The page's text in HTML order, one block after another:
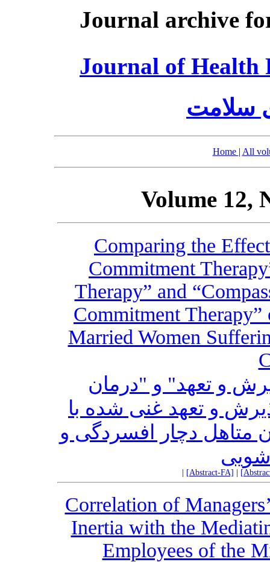
Journal archive
Journal of Health
سلامت
Home | All
Volume 12,
Comparing the
Commitment
Therapy” and
Commitment
Married Women
و تعهد" و "درمان
و تعهد غنی شده با
متاهل دچار افسردگی و
[Abstract-FA]
Correlation of
Inertia with the
Employees of the